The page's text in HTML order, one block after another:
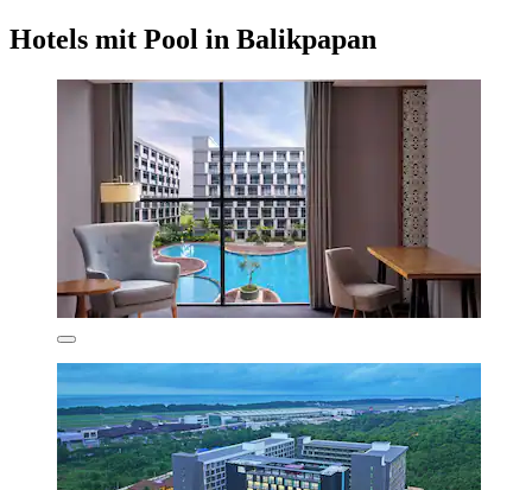
Hotels mit Pool in Balikpapan